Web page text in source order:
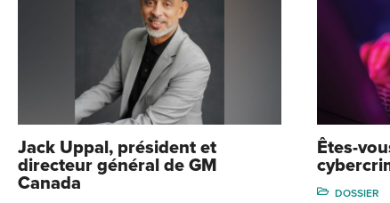
Jack Uppal, président et
directeur général de GM
Canada
Êtes-
DOSSIER